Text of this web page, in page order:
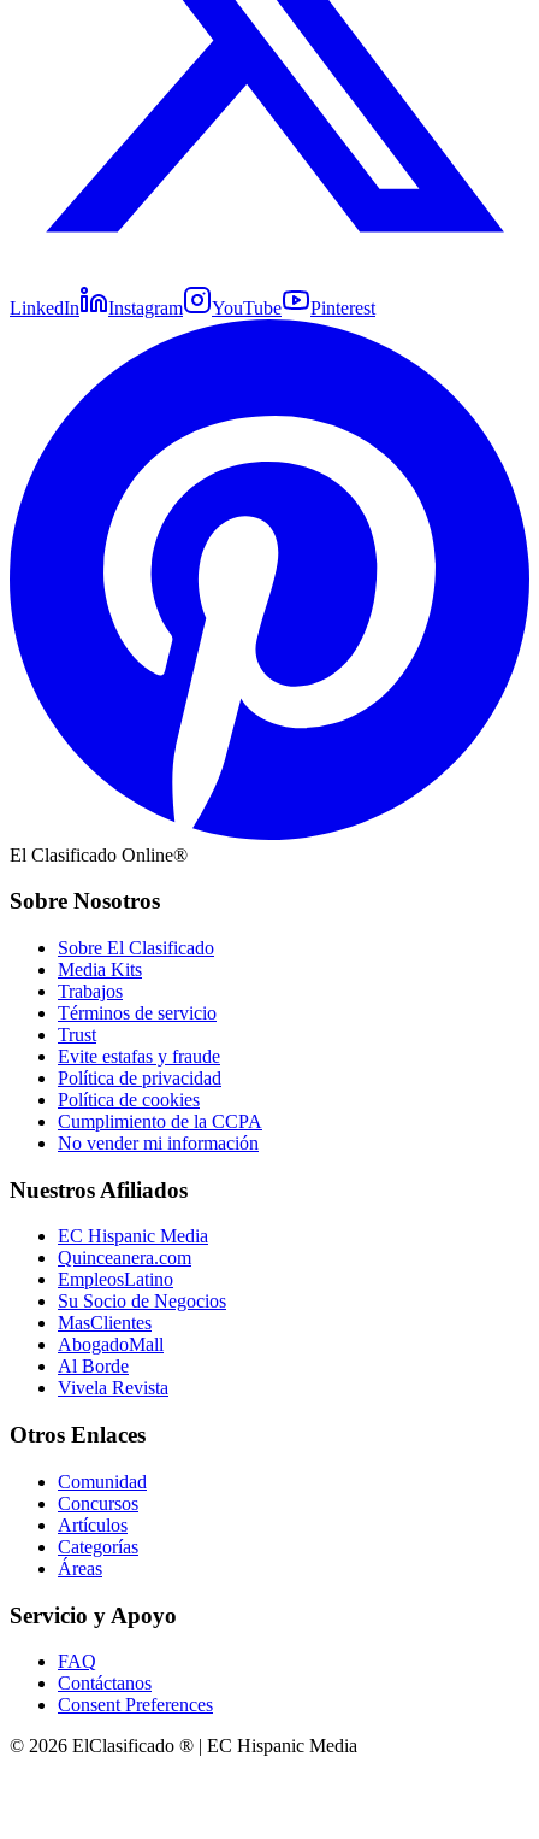
LinkedIn Instagram YouTube Pinterest
El Clasificado Online®
Sobre Nosotros
Sobre El Clasificado
Media Kits
Trabajos
Términos de servicio
Trust
Evite estafas y fraude
Política de privacidad
Política de cookies
Cumplimiento de la CCPA
No vender mi información
Nuestros Afiliados
EC Hispanic Media
Quinceanera.com
EmpleosLatino
Su Socio de Negocios
MasClientes
AbogadoMall
Al Borde
Vivela Revista
Otros Enlaces
Comunidad
Concursos
Artículos
Categorías
Áreas
Servicio y Apoyo
FAQ
Contáctanos
Consent Preferences
© 2026 ElClasificado ® | EC Hispanic Media